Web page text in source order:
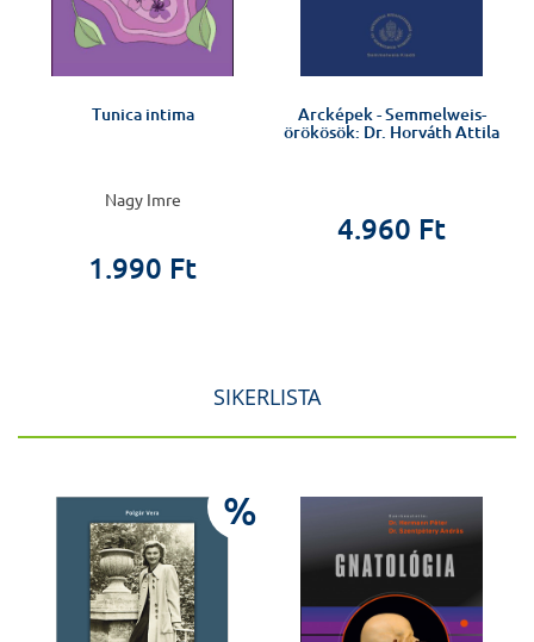
Tunica intima
Nagy Imre
1.990 Ft
Arcképek - Semmelweis-
örökösök: Dr. Horváth Attila
4.960 Ft
SIKERLISTA
%